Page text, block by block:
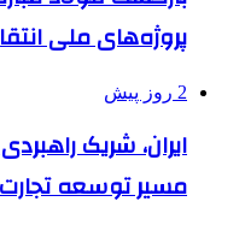
پروژه‌های ملی
2 روز پیش
ایران، شریک
مسیر توسعه